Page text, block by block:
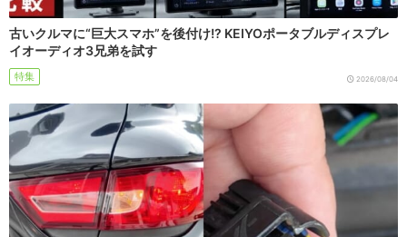
古いクルマに“巨大スマホ”を後付け!? KEIYOポータブルディスプレ
イオーディオ3兄弟を試す
特集 2026/08/04